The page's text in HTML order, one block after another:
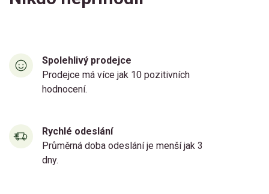
Spolehlivý prodejce
Prodejce má více jak 10 pozitivních
hodnocení.
Rychlé odeslání
Průměrná doba odeslání je menší jak 3
dny.